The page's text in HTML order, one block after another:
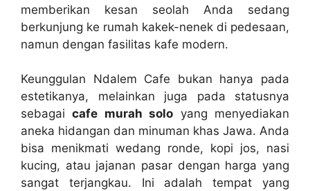
memberikan kesan seolah Anda sedang
berkunjung ke rumah kakek-nenek di pedesaan,
namun dengan fasilitas kafe modern.
Keunggulan Ndalem Cafe bukan hanya pada
estetikanya, melainkan juga pada statusnya
sebagaicafe murah solo yang menyediakan
aneka hidangan dan minuman khas Jawa. Anda
bisa menikmati wedang ronde, kopi jos, nasi
kucing, atau jajanan pasar dengan harga yang
sangat terjangkau. Ini adalah tempat yang